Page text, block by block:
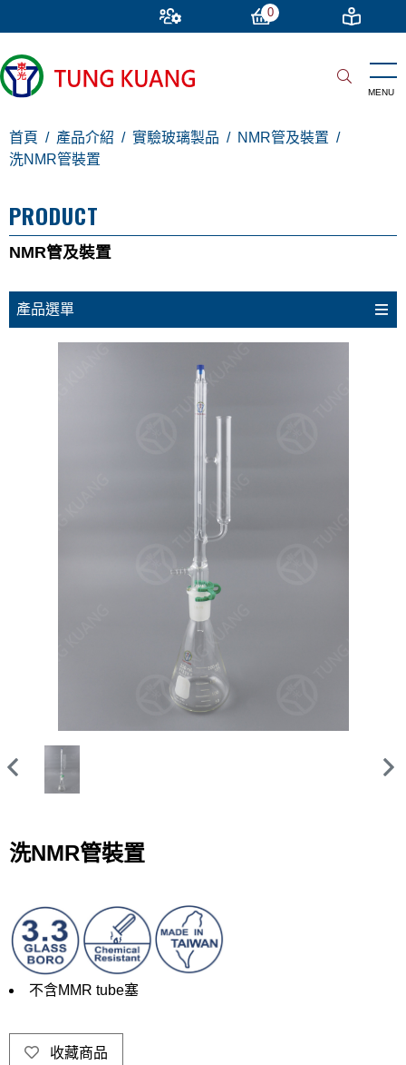
0
首頁 產品介紹 實驗玻璃製品
NMR管及裝置
洗NMR管裝置
PRODUCT
NMR管及裝置
產品選單
洗NMR管裝置
不含MMR tube塞
收藏商品